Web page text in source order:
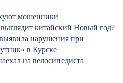
мошенники
китайский Новый год?
нарушения при
в Курске
на велосипедиста